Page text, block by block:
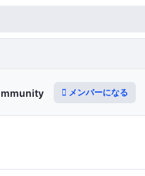
メンバーになる